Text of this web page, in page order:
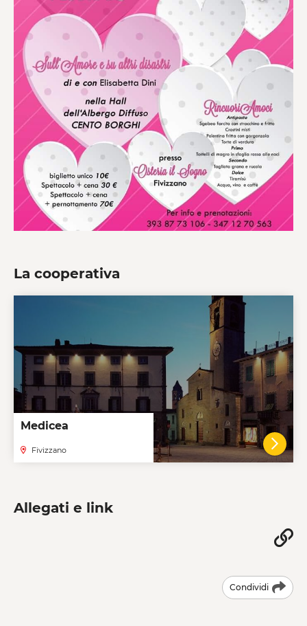
La cooperativa
Medicea
Fivizzano VAI
Allegati e link
Condividi